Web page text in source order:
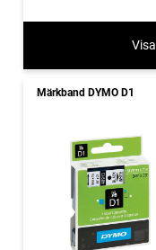
Visa
Märkband DYMO D1